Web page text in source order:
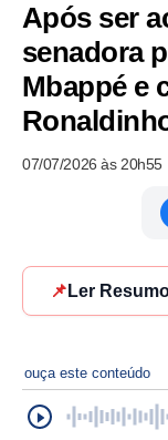
Após ser
senadora
Mbappé e
07/07/2026 às 20h55
📌 Ler
ouça este conteúdo